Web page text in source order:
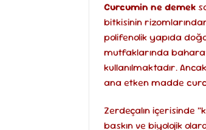
Curcumin ne demek
bitkisinin
polifenolik yapıda
mutfaklarında
kullanılmaktadır.
ana etken madde
Zerdeçalın içerisinde
baskın ve biyolojik